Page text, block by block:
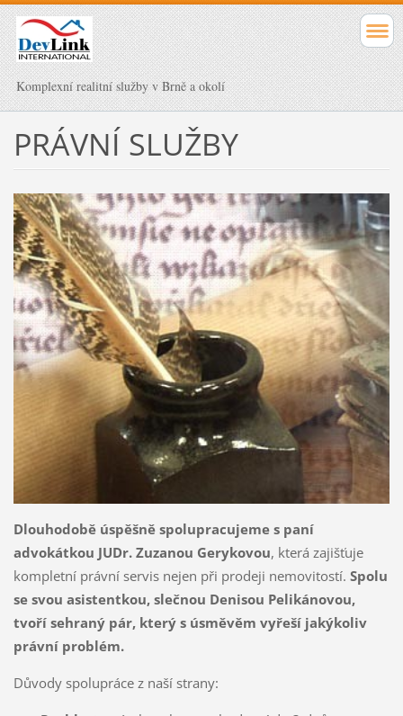
Komplexní realitní služby v Brně a okolí
PRÁVNÍ SLUŽBY
Dlouhodobě úspěšně spolupracujeme s paní
advokátkou JUDr. Zuzanou Gerykovou, která zajišťuje
kompletní právní servis nejen při prodeji nemovitostí. Spolu
se svou asistentkou, slečnou Denisou Pelikánovou,
tvoří sehraný pár, který s úsměvěm vyřeší jakýkoliv
právní problém.
Důvody spolupráce z naší strany: